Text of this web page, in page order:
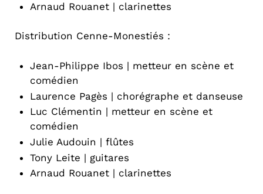
Arnaud Rouanet | clarinettes
Distribution Cenne-Monestiés :
Jean-Philippe Ibos | metteur en scène et
comédien
Laurence Pagès | chorégraphe et danseuse
Luc Clémentin | metteur en scène et
comédien
Julie Audouin | flûtes
Tony Leite | guitares
Arnaud Rouanet | clarinettes